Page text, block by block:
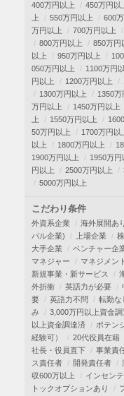
400万円以上 450万円以
上
550万円以上 600
万円以上
700万円以上
800万円以上
850万円
以上
950万円以上
050万円以上
1100万円
円以上
1200万円以上
1300万円以上
1350万
万円以上
1450万円以上
上
1550万円以上
50万円以上
1700万円以
以上
1800万円以上
1900万円以上
1950万円
円以上
2500万円以上
5000万円以上
こだわり条件
外資系企業
海外展開あ
バル企業)
上場企業
大手企業
ベンチャー企
マネジャー
マネジメン
新規事業・新サービス
外折衝
英語力が必要
要
英語力不問 転勤な
み
3,000万円以上資金
以上資金調達済
ポテン
経験可）
20代役員在籍
社長・役員直下
事業責
ス責任者
開発責任者
収600万以上
インセン
トックオプションあり